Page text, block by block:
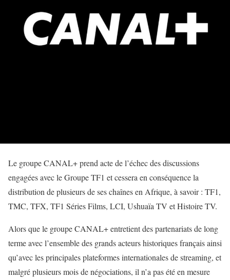
Le groupe CANAL+ prend acte de l’échec des discussions
engagées avec le Groupe TF1 et cessera en conséquence la
distribution de plusieurs de ses chaînes en Afrique, à savoir : TF1,
TMC, TFX, TF1 Séries Films, LCI, Ushuaïa TV et Histoire TV.
Alors que le groupe CANAL+ entretient des partenariats de long
terme avec l’ensemble des grands acteurs historiques français ainsi
qu’avec les principales plateformes internationales de streaming, et
malgré plusieurs mois de négociations, il n’a pas été en mesure